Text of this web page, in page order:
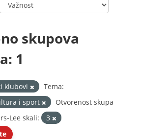
skupova
1
klubovi
Tema:
i sport
Otvorenost skupa
Lee skali:
3